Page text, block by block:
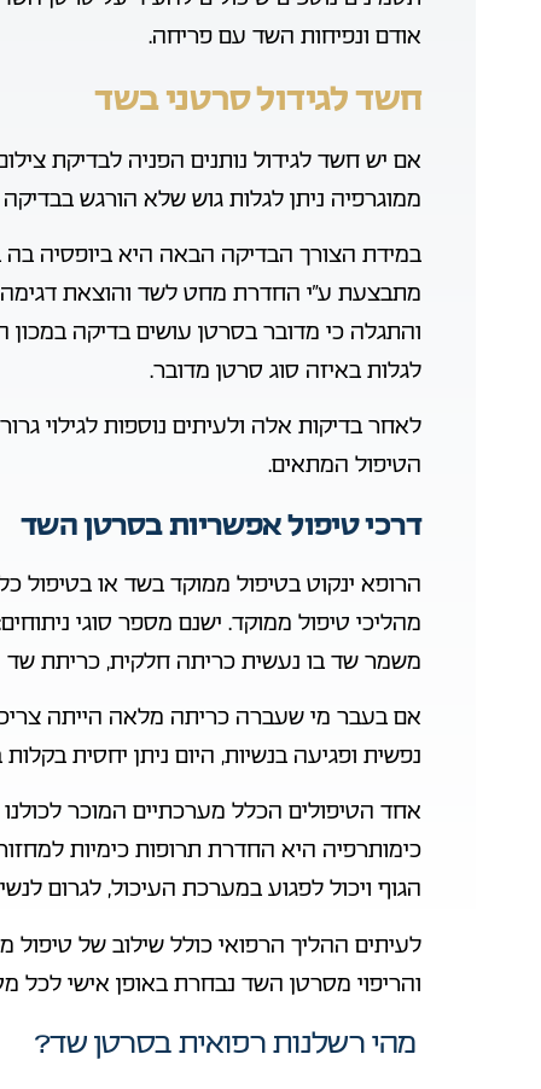
אודם ונפיחות השד עם פריחה.
חשד לגידול סרטני בשד
אם יש חשד לגידול נותנים הפניה לבדיקת
ממוגרפיה ניתן לגלות גוש שלא הורגש בבדיקה
במידת הצורך הבדיקה הבאה היא ביופסיה
מתבצעת ע”י החדרת מחט לשד והוצאת
והתגלה כי מדובר בסרטן עושים בדיקה במכון
לגלות באיזה סוג סרטן מדובר.
לאחר בדיקות אלה ולעיתים נוספות לגילוי
הטיפול המתאים.
דרכי טיפול אפשריות בסרטן השד
הרופא ינקוט בטיפול ממוקד בשד או
מהליכי טיפול ממוקד. ישנם מספר סוגי
משמר שד בו נעשית כריתה חלקית, כריתת שד
אם בעבר מי שעברה כריתה מלאה הייתה
נפשית ופגיעה בנשיות, היום ניתן יחסית
אחד הטיפולים הכלל מערכתיים המוכר
כימותרפיה היא החדרת תרופות כימיות
הגוף ויכול לפגוע במערכת העיכול, לגרום
לעיתים ההליך הרפואי כולל שילוב של טיפול
והריפוי מסרטן השד נבחרת באופן אישי לכל
מהי רשלנות רפואית בסרטן שד?